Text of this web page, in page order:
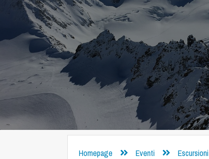
Homepage Eventi Escursioni